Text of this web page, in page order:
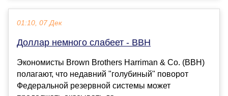
01:10, 07 Дек
Доллар немного слабеет - BBH
Экономисты Brown Brothers Harriman & Co. (BBH)
полагают, что недавний "голубиный" поворот
Федеральной резервной системы может